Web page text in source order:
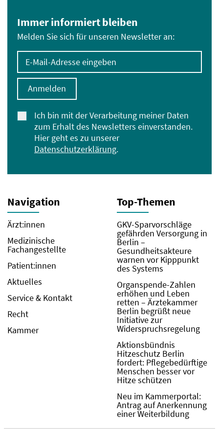
Immer informiert bleiben
Melden Sie sich für unseren Newsletter an:
E-Mail-Adresse eingeben
Ich bin mit der Verarbeitung meiner Daten
zum Erhalt des Newsletters einverstanden.
Hier geht es zu unserer
Datenschutzerklärung.
Anmelden
Navigation
Ärzt:innen
Medizinische
Fachangestellte
Patient:innen
Aktuelles
Service & Kontakt
Recht
Kammer
Top-Themen
GKV-Sparvorschläge
gefährden Versorgung in
Berlin –
Gesundheitsakteure
warnen vor Kipppunkt
des Systems
Organspende-Zahlen
erhöhen und Leben
retten – Ärztekammer
Berlin begrüßt neue
Initiative zur
Widerspruchsregelung
Aktionsbündnis
Hitzeschutz Berlin
fordert: Pflegebedürftige
Menschen besser vor
Hitze schützen
Neu im Kammerportal:
Antrag auf Anerkennung
einer Weiterbildung